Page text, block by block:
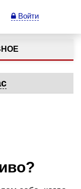
Войти